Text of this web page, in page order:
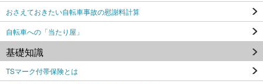
おさえておきたい自転車事故の慰謝料計算
自転車への「当たり屋」
基礎知識
TSマーク付帯保険とは